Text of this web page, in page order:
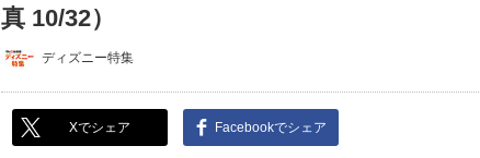
真 10/32）
ディズニー特集
Xでシェア Facebookでシェア